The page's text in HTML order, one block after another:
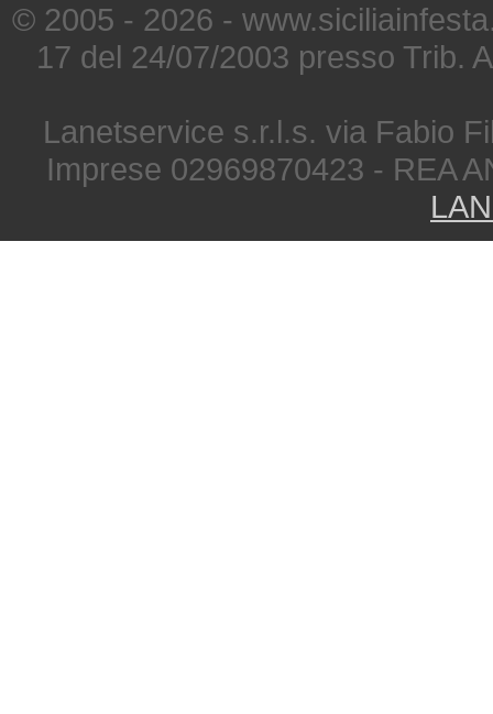
© 2005 - 2026 -
17 del 24/07/2003 presso Trib.
Lanetservice s.r.l.s. via Fabio
Imprese 02969870423 - REA